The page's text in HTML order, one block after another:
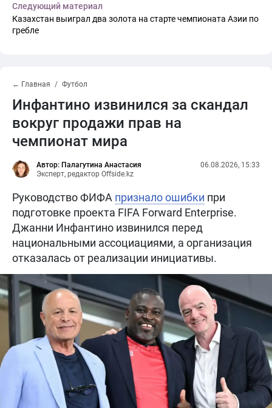
Следующий материал
Казахстан выиграл два золота на старте чемпионата Азии по
гребле
← Главная Футбол
Инфантино извинился за скандал
вокруг продажи прав на
чемпионат мира
Автор: Палагутина Анастасия
Эксперт, редактор Offside.kz
06.08.2026, 15:33
Руководство ФИФА признало ошибки при
подготовке проекта FIFA Forward Enterprise.
Джанни Инфантино извинился перед
национальными ассоциациями, а организация
отказалась от реализации инициативы.